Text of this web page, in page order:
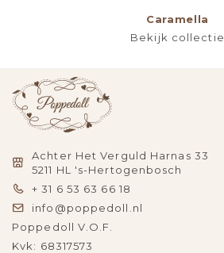
Caramella
Bekijk collectie
Achter Het Verguld Harnas 33
5211 HL 's-Hertogenbosch
+ 31 6 53 63 66 18
info@poppedoll.nl
Poppedoll V.O.F.
Kvk: 68317573